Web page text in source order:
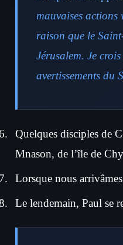
mauvaises actions
raison que le
Jérusalem. Je
avertissements du
Quelques disciples de
Mnason, de l’île de
Lorsque nous
Le lendemain, Paul se